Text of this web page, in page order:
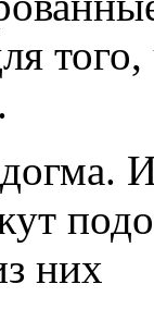
того,
них